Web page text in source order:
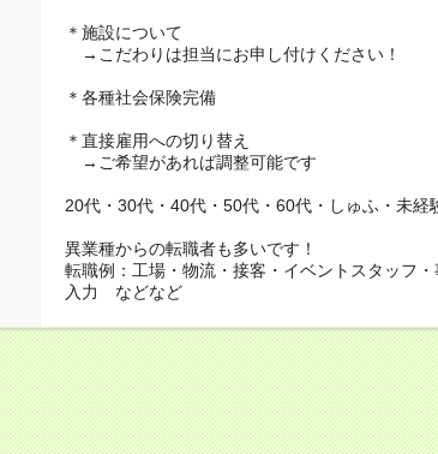
＊施設について
→こだわりは担当にお申し付けください！
＊各種社会保険完備
＊直接雇用への切り替え
→ご希望があれば調整可能です
20代・30代・40代・50代・60代・しゅふ・未経
異業種からの転職者も多いです！
転職例：工場・物流・接客・イベントスタッフ
入力 などなど